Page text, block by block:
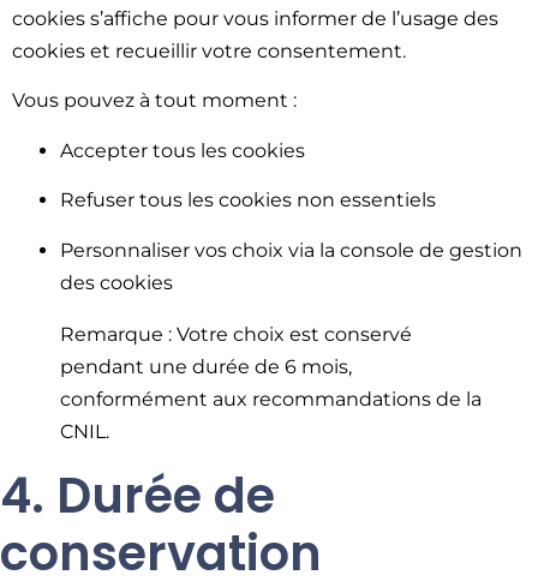
cookies s’affiche pour vous informer de l’usage des
cookies et recueillir votre consentement.
Vous pouvez à tout moment :
Accepter tous les cookies
Refuser tous les cookies non essentiels
Personnaliser vos choix via la console de gestion
des cookies
Remarque : Votre choix est conservé
pendant une durée de 6 mois,
conformément aux recommandations de la
CNIL.
4. Durée de
conservation